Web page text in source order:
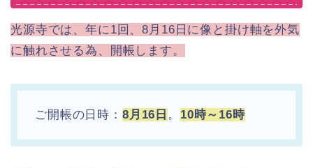
光源寺では、年に1回、8月16日に像と掛け軸を外気
に触れさせる為、開帳します。
ご開帳の日時： 8月16日 。 10時～16時